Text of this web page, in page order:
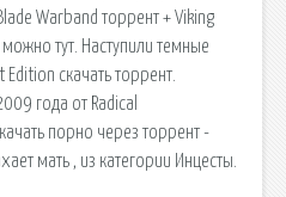
Warband торрент + Viking
тут. Наступили темные
скачать торрент.
года от Radical
порно через торрент -
мать , из категории Инцесты.